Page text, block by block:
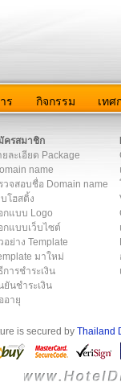
ร กิจกรรม เทศ
ครสมาชิก
ยละเอียด Package
name
วจสอบชื่อ Domain name
บโฮสติ้ง
กแบบ Logo
กแบบเว็บไซต์
อย่าง Template
มาใหม่
การชำระเงิน
ยันชำระเงิน
อายุ
is secured by Thailand